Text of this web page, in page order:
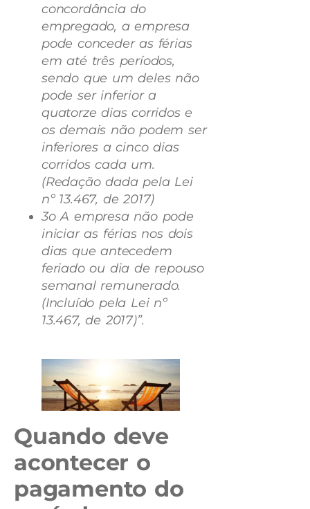
concordância do
empregado, a empresa
pode conceder as férias
em até três períodos,
sendo que um deles não
pode ser inferior a
quatorze dias corridos e
os demais não podem ser
inferiores a cinco dias
corridos cada um.
(Redação dada pela Lei
nº 13.467, de 2017)
3o A empresa não pode
iniciar as férias nos dois
dias que antecedem
feriado ou dia de repouso
semanal remunerado.
(Incluído pela Lei nº
13.467, de 2017)”.
Quando deve
acontecer o
pagamento do